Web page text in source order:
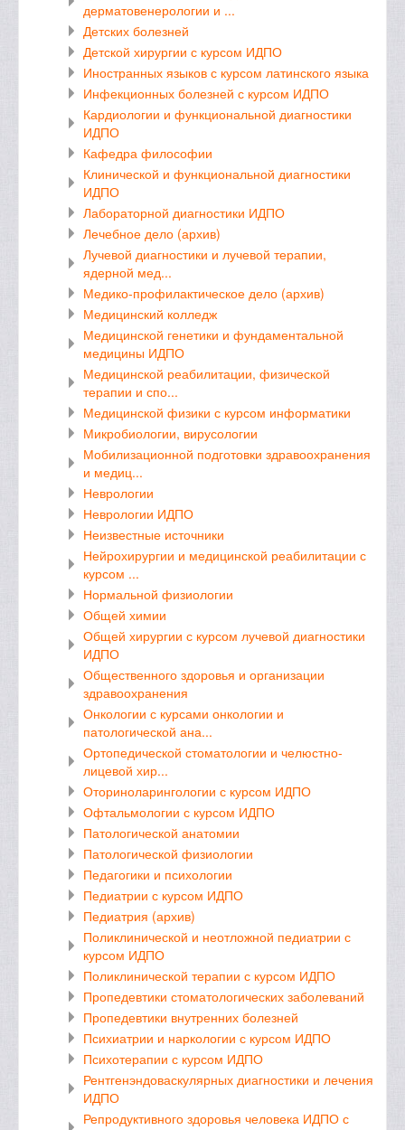
дерматовенерологии и ...
Детских болезней
Детской хирургии с курсом ИДПО
Иностранных языков с курсом латинского языка
Инфекционных болезней с курсом ИДПО
Кардиологии и функциональной диагностики
ИДПО
Кафедра философии
Клинической и функциональной диагностики
ИДПО
Лабораторной диагностики ИДПО
Лечебное дело (архив)
Лучевой диагностики и лучевой терапии,
ядерной мед...
Медико-профилактическое дело (архив)
Медицинский колледж
Медицинской генетики и фундаментальной
медицины ИДПО
Медицинской реабилитации, физической
терапии и спо...
Медицинской физики с курсом информатики
Микробиологии, вирусологии
Мобилизационной подготовки здравоохранения
и медиц...
Неврологии
Неврологии ИДПО
Неизвестные источники
Нейрохирургии и медицинской реабилитации с
курсом ...
Нормальной физиологии
Общей химии
Общей хирургии с курсом лучевой диагностики
ИДПО
Общественного здоровья и организации
здравоохранения
Онкологии с курсами онкологии и
патологической ана...
Ортопедической стоматологии и челюстно-
лицевой хир...
Оториноларингологии с курсом ИДПО
Офтальмологии с курсом ИДПО
Патологической анатомии
Патологической физиологии
Педагогики и психологии
Педиатрии с курсом ИДПО
Педиатрия (архив)
Поликлинической и неотложной педиатрии с
курсом ИДПО
Поликлинической терапии с курсом ИДПО
Пропедевтики стоматологических заболеваний
Пропедевтики внутренних болезней
Психиатрии и наркологии с курсом ИДПО
Психотерапии с курсом ИДПО
Рентгенэндоваскулярных диагностики и лечения
ИДПО
Репродуктивного здоровья человека ИДПО с